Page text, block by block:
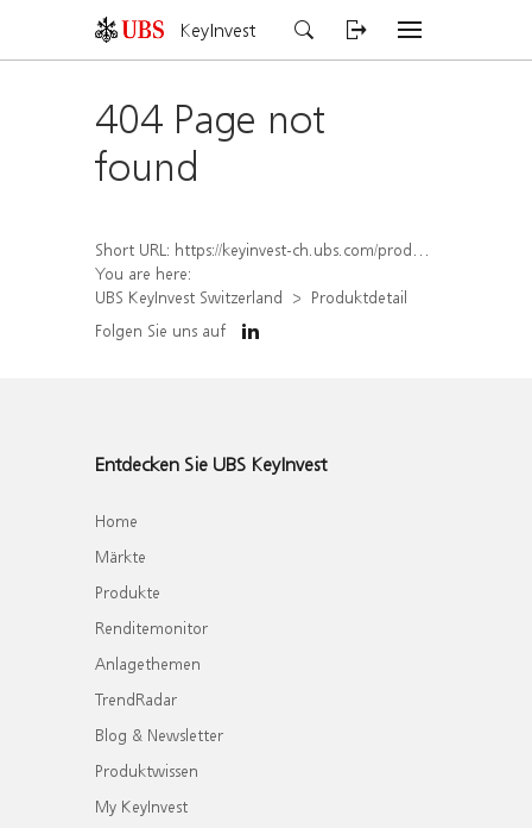
KeyInvest
404 Page not
found
Short URL: https://keyinvest-ch.ubs.com/produkt/detail/index/isin/CH1584637685
You are here:
UBS KeyInvest Switzerland
Produktdetail
Folgen Sie uns auf
Entdecken Sie UBS KeyInvest
Home
Märkte
Produkte
Renditemonitor
Anlagethemen
TrendRadar
Blog & Newsletter
Produktwissen
My KeyInvest